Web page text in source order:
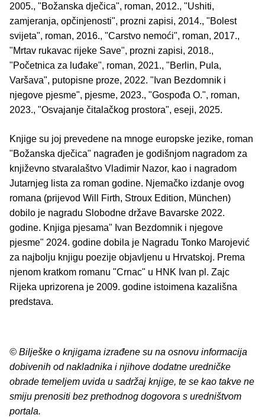
2005., "Božanska dječica", roman, 2012., "Ushiti,
zamjeranja, opčinjenosti", prozni zapisi, 2014., "Bolest
svijeta", roman, 2016., "Carstvo nemoći", roman, 2017.,
"Mrtav rukavac rijeke Save", prozni zapisi, 2018.,
"Početnica za luđake", roman, 2021., "Berlin, Pula,
Varšava", putopisne proze, 2022. "Ivan Bezdomnik i
njegove pjesme", pjesme, 2023., "Gospođa O.", roman,
2023., "Osvajanje čitalačkog prostora", eseji, 2025.
Knjige su joj prevedene na mnoge europske jezike, roman
"Božanska dječica" nagrađen je godišnjom nagradom za
književno stvaralaštvo Vladimir Nazor, kao i nagradom
Jutarnjeg lista za roman godine. Njemačko izdanje ovog
romana (prijevod Will Firth, Stroux Edition, München)
dobilo je nagradu Slobodne države Bavarske 2022.
godine. Knjiga pjesama" Ivan Bezdomnik i njegove
pjesme" 2024. godine dobila je Nagradu Tonko Marojević
za najbolju knjigu poezije objavljenu u Hrvatskoj. Prema
njenom kratkom romanu "Crnac" u HNK Ivan pl. Zajc
Rijeka uprizorena je 2009. godine istoimena kazališna
predstava.
© Bilješke o knjigama izrađene su na osnovu informacija
dobivenih od nakladnika i njihove dodatne uredničke
obrade temeljem uvida u sadržaj knjige, te se kao takve ne
smiju prenositi bez prethodnog dogovora s uredništvom
portala.